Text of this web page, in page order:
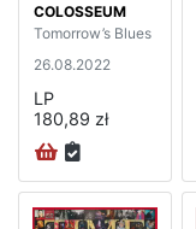
COLOSSEUM
Tomorrow’s Blues
26.08.2022
LP
180,89 zł